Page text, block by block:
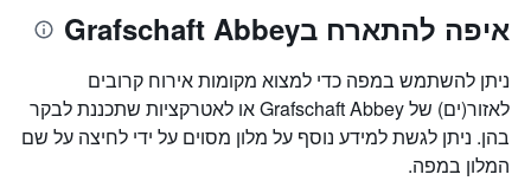
איפה להתארח בGrafschaft Abbey
ניתן להשתמש במפה כדי למצוא מקומות אירוח קרובים
לאזור(ים) של Grafschaft Abbey או לאטרקציות שתכננת לבקר
בהן. ניתן לגשת למידע נוסף על מלון מסוים על ידי לחיצה על שם
המלון במפה.